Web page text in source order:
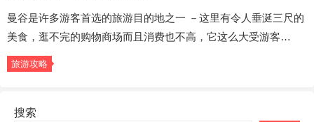
曼谷是许多游客首选的旅游目的地之一 －这里有令人垂涎三尺的
美食，逛不完的购物商场而且消费也不高，它这么大受游客…
旅游攻略
搜索